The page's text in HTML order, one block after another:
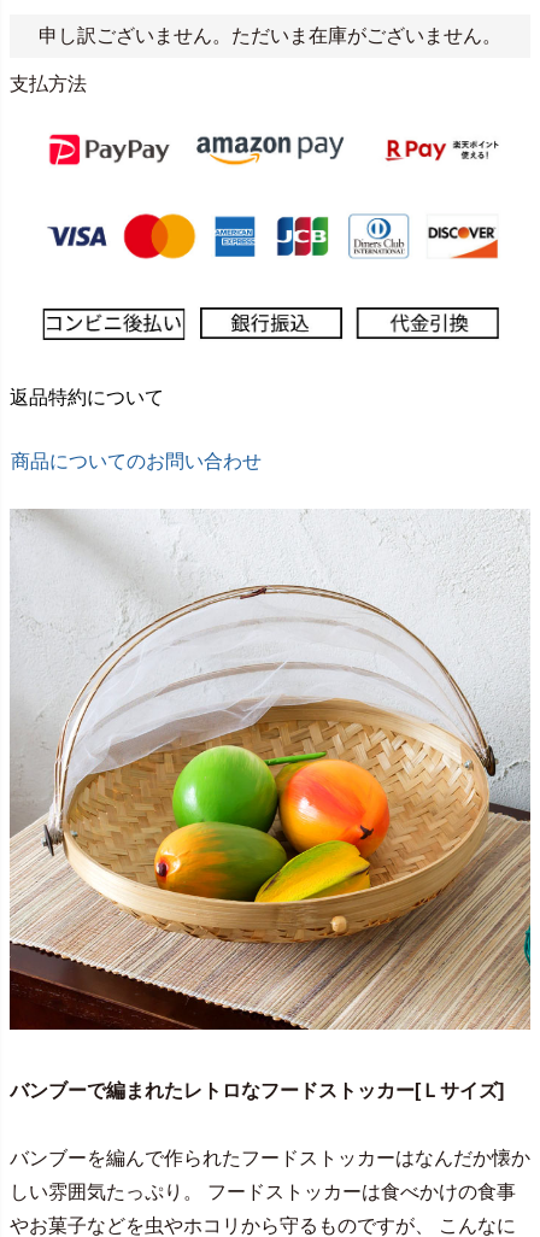
申し訳ございません。ただいま在庫がございません。
支払方法
返品特約について
商品についてのお問い合わせ
バンブーで編まれたレトロなフードストッカー[Ｌサイズ]
バンブーを編んで作られたフードストッカーはなんだか懐か
しい雰囲気たっぷり。 フードストッカーは食べかけの食事
やお菓子などを虫やホコリから守るものですが、 こんなに